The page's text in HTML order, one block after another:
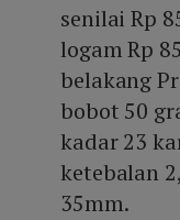
senilai Rp
logam Rp
belakang
bobot 50
kadar 23
ketebalan
35mm.